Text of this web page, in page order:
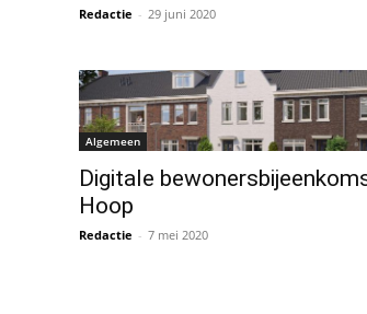
Redactie - 29 juni 2020
Algemeen
Digitale
Hoop
Redactie - 7 mei 2020